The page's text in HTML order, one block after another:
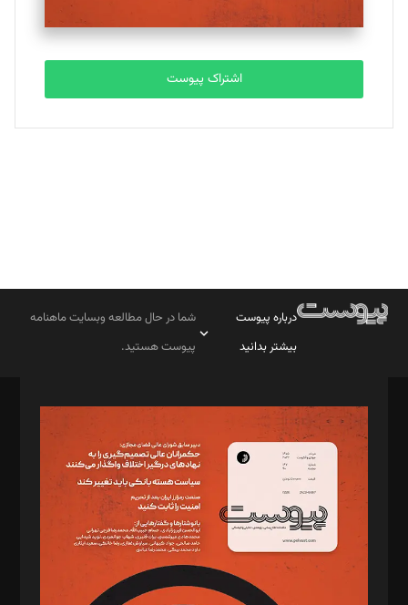
مصطفی مسجدی آرانی
تحریریه
بابک نقاش
تحریریه
اشتراک پیوست
درباره پیوست
بیشتر بدانید
شما در حال مطالعه وبسایت ماهنامه
پیوست هستید.
مدیر مسئول: محمدباقر اثنی‌عشری
سردبیر: مهرک محمودی
دبیر تحریریه: میثم قاسمی
د‌بیر ناداستان: سمانه سمیع
د‌بیر خدمت و تجارت: ابوالفضل رجبی
د‌بیر حقوق فناوری: حسام‌الدین ایپکچی
د‌بیر پیوست جهان: مینا پاکدل
د‌بیر تحریریه آنلاین: بابک نقاش